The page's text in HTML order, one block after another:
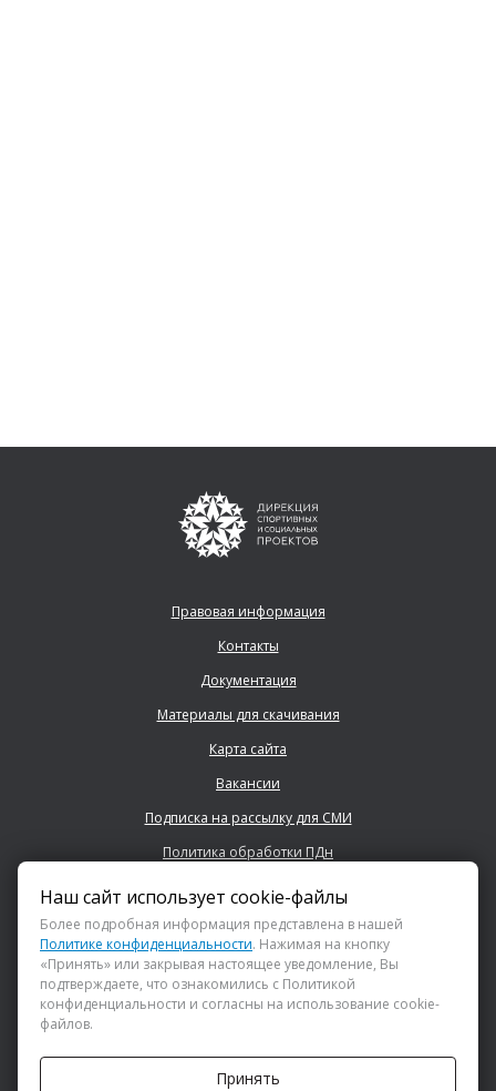
Правовая информация
Контакты
Документация
Материалы для скачивания
Карта сайта
Вакансии
Подписка на рассылку для СМИ
Политика обработки ПДн
+7 (843) 222 0700
info@dsspkazan.ru
Наш сайт использует cookie-файлы
Более подробная информация представлена в нашей
Политике конфиденциальности. Нажимая на кнопку
«Принять» или закрывая настоящее уведомление, Вы
подтверждаете, что ознакомились с Политикой
конфиденциальности и согласны на использование cookie-
файлов.
Принять